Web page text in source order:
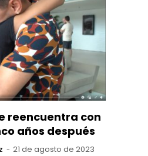
reencuentra con
años después
21 de agosto de 2023